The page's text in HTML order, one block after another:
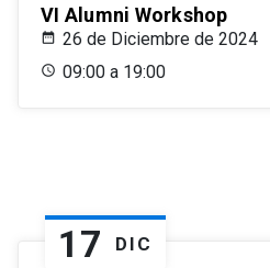
VI Alumni Workshop
26 de Diciembre de 2024
09:00 a 19:00
17 DIC